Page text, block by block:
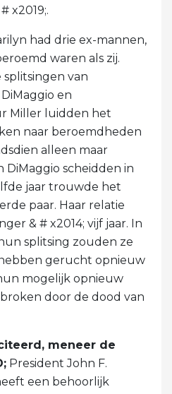
x2019;.
had drie ex-mannen,
waren als zij.
splitsingen van
en
Miller luidden het
naar beroemdheden
alleen maar
DiMaggio scheidden in
jaar trouwde het
paar. Haar relatie
& # x2014; vijf jaar. In
splitsing zouden ze
gerucht opnieuw
mogelijk opnieuw
door de dood van
meneer de
President John F.
een behoorlijk